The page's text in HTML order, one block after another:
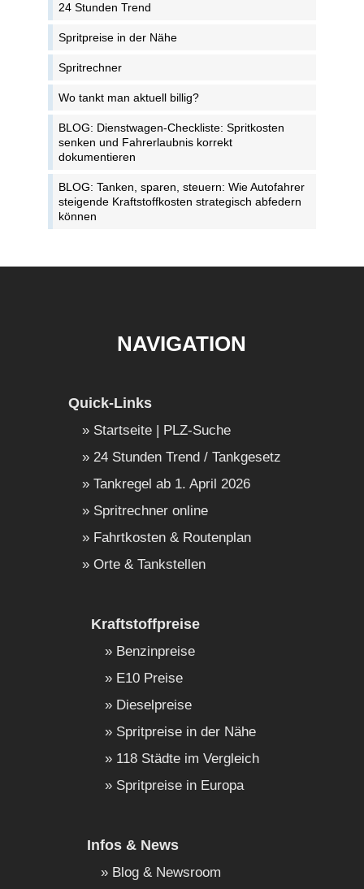
24 Stunden Trend
Spritpreise in der Nähe
Spritrechner
Wo tankt man aktuell billig?
BLOG: Dienstwagen-Checkliste: Spritkosten
senken und Fahrerlaubnis korrekt
dokumentieren
BLOG: Tanken, sparen, steuern: Wie Autofahrer
steigende Kraftstoffkosten strategisch abfedern
können
NAVIGATION
Quick-Links
Startseite | PLZ-Suche
24 Stunden Trend / Tankgesetz
Tankregel ab 1. April 2026
Spritrechner online
Fahrtkosten & Routenplan
Orte & Tankstellen
Kraftstoffpreise
Benzinpreise
E10 Preise
Dieselpreise
Spritpreise in der Nähe
118 Städte im Vergleich
Spritpreise in Europa
Infos & News
Blog & Newsroom